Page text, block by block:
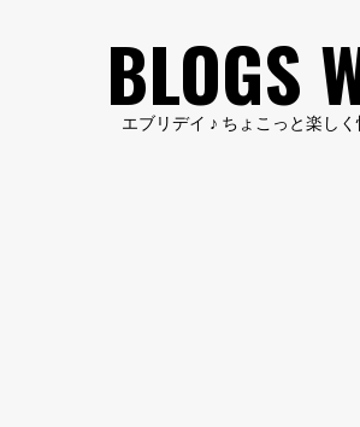
BLOGS
エブリデイ ♪ ちょこっと楽し